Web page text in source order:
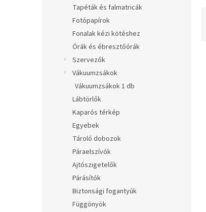
Tapéták és falmatricák
Fotópapírok
Fonalak kézi kötéshez
Órák és ébresztőórák
Szervezők
Vákuumzsákok
Vákuumzsákok 1 db
Lábtörlők
Kaparós térkép
Egyebek
Tároló dobozok
Páraelszívók
Ajtószigetelők
Párásítók
Biztonsági fogantyúk
Függönyök